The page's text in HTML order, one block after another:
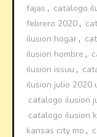
fajas , catalogo
febrero 2020 ,
ilusion hogar ,
ilusion hombre ,
ilusion issuu ,
ilusion julio 2020
catalogo ilusion
catalogo ilusion
kansas city mo ,